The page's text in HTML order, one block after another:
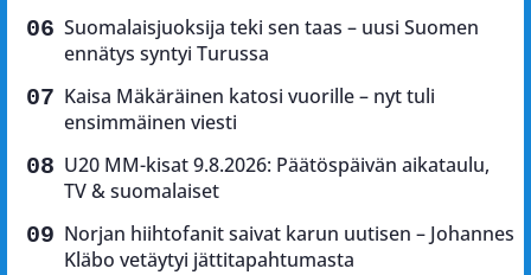
Suomalaisjuoksija teki sen taas – uusi Suomen
ennätys syntyi Turussa
Kaisa Mäkäräinen katosi vuorille – nyt tuli
ensimmäinen viesti
U20 MM-kisat 9.8.2026: Päätöspäivän aikataulu,
TV & suomalaiset
Norjan hiihtofanit saivat karun uutisen – Johannes
Kläbo vetäytyi jättitapahtumasta